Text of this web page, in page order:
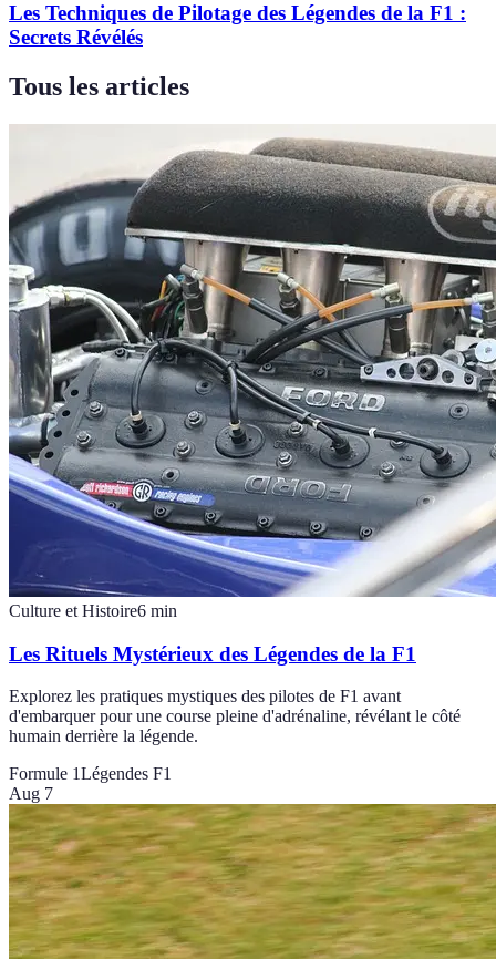
Les Techniques de Pilotage des Légendes de la F1 :
Secrets Révélés
Tous les articles
Culture et Histoire6 min
Les Rituels Mystérieux des Légendes de la F1
Explorez les pratiques mystiques des pilotes de F1 avant
d'embarquer pour une course pleine d'adrénaline, révélant le côté
humain derrière la légende.
Formule 1Légendes F1
Aug 7